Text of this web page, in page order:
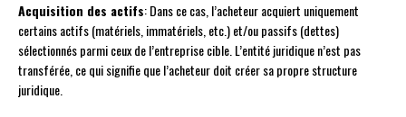
Acquisition des actifs: Dans ce cas, l’acheteur acquiert uniquement
certains actifs (matériels, immatériels, etc.) et/ou passifs (dettes)
sélectionnés parmi ceux de l’entreprise cible. L’entité juridique n’est pas
transférée, ce qui signifie que l’acheteur doit créer sa propre structure
juridique.